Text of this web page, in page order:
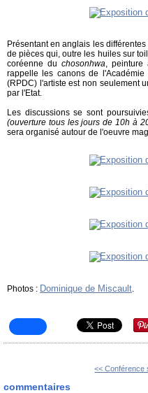
Présentant en anglais les
de pièces qui, outre les huiles sur
coréenne duchosonhwa, peinture
rappelle les canons de
(RPDC) l'artiste est non seulement
par l'Etat.
Les discussions se sont
(ouverture tous les jours de 10h à
sera organisé autour de l'oeuvre
Photos : Dominique de Miscault.
<< Conférence
commentaires